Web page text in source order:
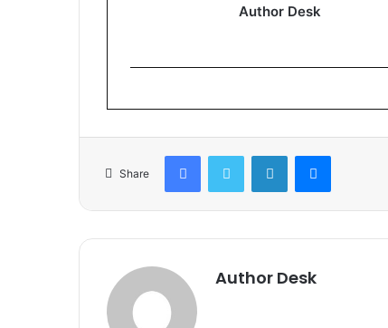
Author Desk
Share
FacebookTwitter LinkedInMessenger
Author Desk